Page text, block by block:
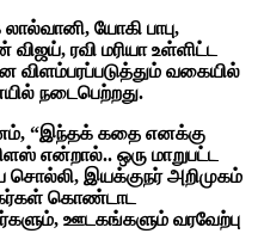
யோகி பாபு,
ரவி மரியா உள்ளிட்ட
விளம்பரப்படுத்தும் வகையில்
நடைபெற்றது.
“இந்தக் கதை எனக்கு
என்றால்.. ஒரு மாறுபட்ட
சொல்லி, இயக்குநர் அறிமுகம்
கொண்டாட
ஊடகங்களும் வரவேற்பு